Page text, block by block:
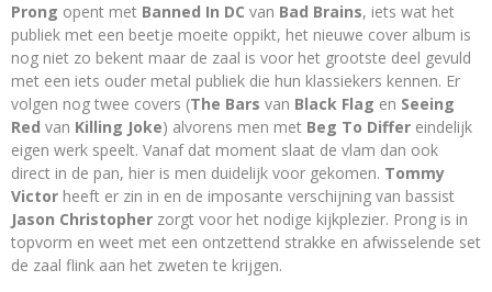
Prong opent met Banned In DC van Bad Brains, iets wat het
publiek met een beetje moeite oppikt, het nieuwe cover album is
nog niet zo bekent maar de zaal is voor het grootste deel gevuld
met een iets ouder metal publiek die hun klassiekers kennen. Er
volgen nog twee covers (The Bars van Black Flag en Seeing
Red van Killing Joke) alvorens men met Beg To Differ eindelijk
eigen werk speelt. Vanaf dat moment slaat de vlam dan ook
direct in de pan, hier is men duidelijk voor gekomen. Tommy
Victor heeft er zin in en de imposante verschijning van bassist
Jason Christopher zorgt voor het nodige kijkplezier. Prong is in
topvorm en weet met een ontzettend strakke en afwisselende set
de zaal flink aan het zweten te krijgen.